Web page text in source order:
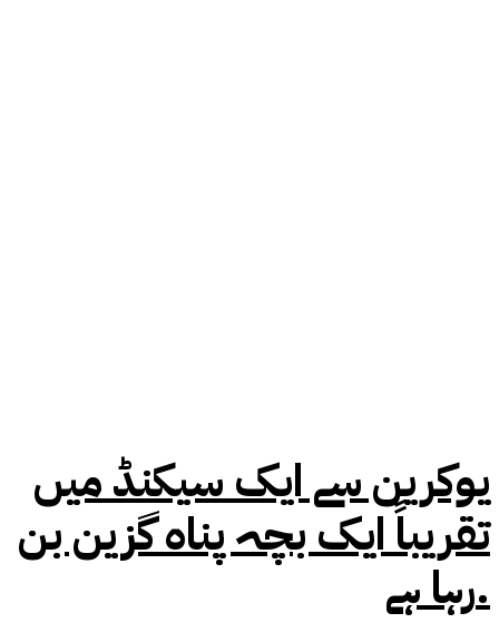
یوکرین سے ایک سیکنڈ میں
تقریباً ایک بچہ پناہ گزین بن
رہا ہے.